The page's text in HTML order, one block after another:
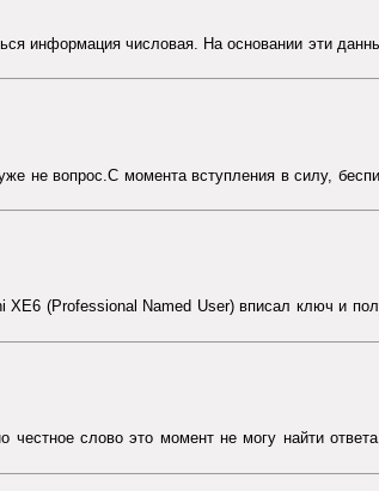
информация числовая. На основании эти
не вопрос.С момента вступления в силу,
(Professional Named User) вписал ключ и
честное слово это момент не могу найти